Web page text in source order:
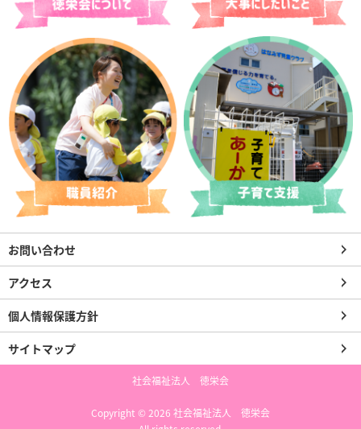
お問い合わせ
アクセス
個人情報保護方針
サイトマップ
社会福祉法人 徳栄会
Copyright © 2026 社会福祉法人 徳栄会